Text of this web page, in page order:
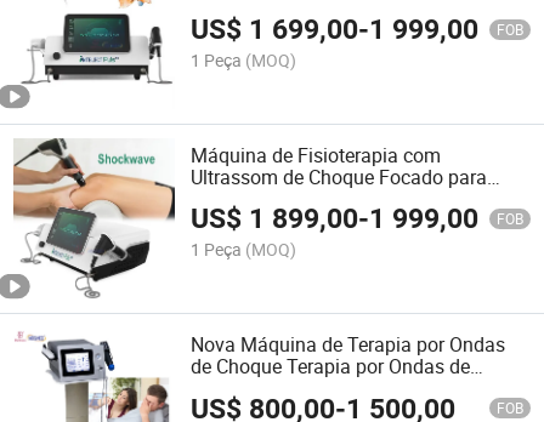
Disfunção Erétil em Alta Venda
US$ 1 699,00-1 999,00 FOB
1 Peça (MOQ)
Máquina de Fisioterapia com
Ultrassom de Choque Focado para
Alívio da Dor Crônica nas Articulações
Eswt
US$ 1 899,00-1 999,00 FOB
1 Peça (MOQ)
Nova Máquina de Terapia por Ondas
de Choque Terapia por Ondas de
Ondas de Choque para Disfunção Erétil
US$ 800,00-1 500,00 FOB